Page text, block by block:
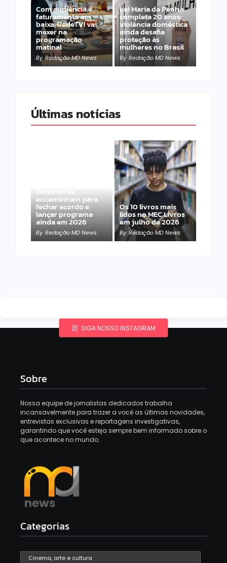
Com audiência e
faturamento em
baixa, RedeTV! vai
mexer na
programação
matinal
By Redação MD News
Lei Maria da Penha
completa 20 anos:
violência doméstica
ainda desafia
proteção às
mulheres no Brasil
By Redação MD News
Últimas notícias
Gimenez se
encaminham para
fechar acordo e
lançar programa
ainda em 2026
By Redação MD News
Os 10 livros mais
lidos no MEC Livros
em julho de 2026
By Redação MD News
SIGA NOSSO INSTAGRAM
Sobre
Nossa equipe de jornalistas dedicados trabalha
incansavelmente para trazer a você as últimas novidades,
entrevistas exclusivas e reportagens investigativas,
garantindo que você esteja sempre bem informado sobre o
que acontece no mundo.
Categorias
Cinema, arte e cultura